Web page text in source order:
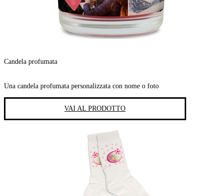
Candela profumata
Una candela profumata personalizzata con nome o foto
VAI AL PRODOTTO